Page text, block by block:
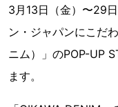
3月13日（金）〜29
ン・ジャパンにこだ
ニム）」のPOP-UP
ます。